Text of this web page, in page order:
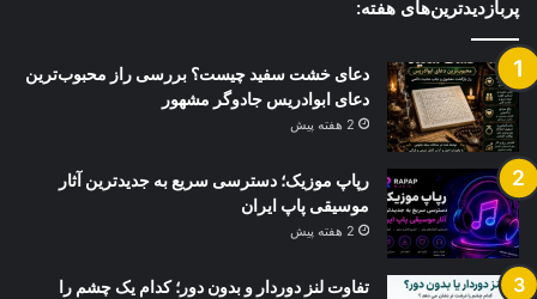
پربازدیدترین‌های هفته:
دعای خشت سفید چیست؟ بررسی راز محبوب‌ترین
دعای ابوادریس جادوگر مشهور
2 هفته پیش
رپاپ موزیک؛ دسترسی سریع به جدیدترین آثار
موسیقی پاپ ایران
2 هفته پیش
تفاوت لنز دوردار و بدون دور؛ کدام یک چشم را